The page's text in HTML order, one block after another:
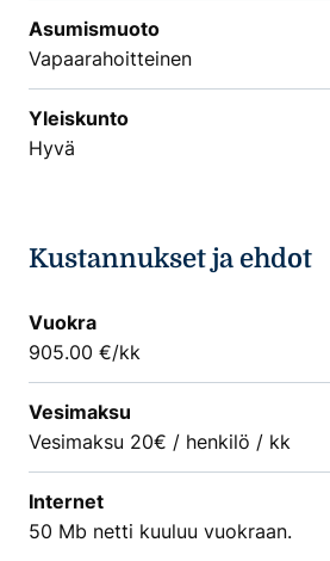
Asumismuoto
Vapaarahoitteinen
Yleiskunto
Hyvä
Kustannukset ja ehdot
Vuokra
905.00 €/kk
Vesimaksu
Vesimaksu 20€ / henkilö / kk
Internet
50 Mb netti kuuluu vuokraan.